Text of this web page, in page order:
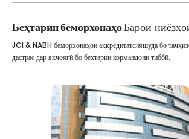
Беҳтарин беморхонаҳоБарои
JCI & NABH беморхонаҳои аккредитатсияшуда бо
дастрас дар якҷоягӣ бо беҳтарин кормандони тиббӣ.